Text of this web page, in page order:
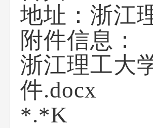
地址： 浙江
附件信息：
浙江理工大
件.docx
*.*K